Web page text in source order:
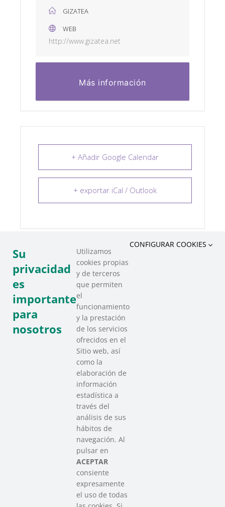
GIZATEA
WEB
http://www.gizatea.net
Más información
+ Añadir Google Calendar
+ exportar iCal / Outlook
COMPARTIR ESTE EVENTO
SAREEN SAREA
Asociación que agrupa a las redes
del Tercer Sector Social en Euskadi
Contacto
info@sareensarea.eu
Su
privacidad
es
importante
para
nosotros
Utilizamos
cookies propias
y de terceros
que permiten
el
funcionamiento
y la prestación
de los servicios
ofrecidos en el
Sitio web, así
como la
elaboración de
información
estadística a
través del
análisis de sus
hábitos de
navegación. Al
pulsar en
ACEPTAR
consiente
expresamente
el uso de todas
CONFIGURAR COOKIES